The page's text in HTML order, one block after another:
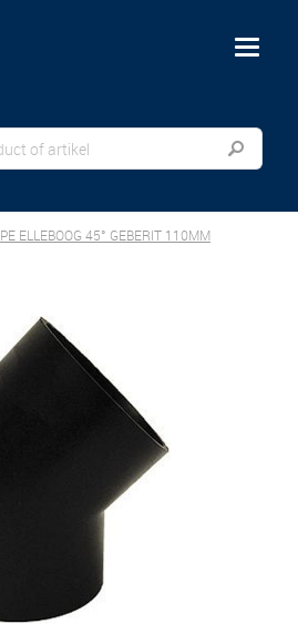
menu
PE ELLEBOOG 45° GEBERIT 110MM